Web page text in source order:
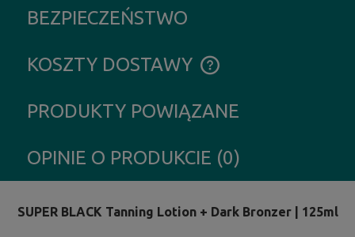
BEZPIECZEŃSTWO
KOSZTY DOSTAWY
CENA NIE ZAWIERA EWENTUALNYCH KOSZTÓW PŁATNOŚCI
PRODUKTY POWIĄZANE
OPINIE O PRODUKCIE (0)
SUPER BLACK Tanning Lotion + Dark Bronzer | 125ml